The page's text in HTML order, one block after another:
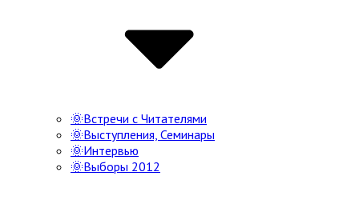
🌞Встречи с Читателями
🌞Выступления, Семинары
🌞Интервью
🌞Выборы 2012